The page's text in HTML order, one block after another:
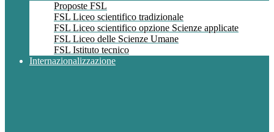
Proposte FSL
FSL Liceo scientifico tradizionale
FSL Liceo scientifico opzione Scienze applicate
FSL Liceo delle Scienze Umane
FSL Istituto tecnico
Internazionalizzazione